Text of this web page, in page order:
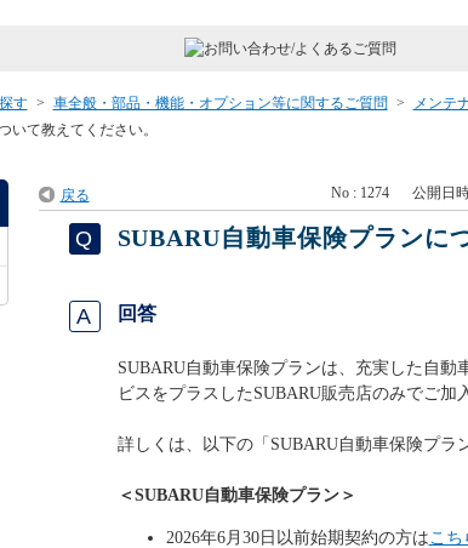
す > 車全般・部品・機能・オプション等に関するご質問 >
メンテ
いて教えてください。
戻る No : 1274 公開日
SUBARU自動車保険プランに
回答
SUBARU自動車保険プランは、充実した自動
ビスをプラスしたSUBARU販売店のみでご加
詳しくは、以下の「SUBARU自動車保険プラ
＜SUBARU自動車保険プラン＞
2026年6月30日以前始期契約の方はこち